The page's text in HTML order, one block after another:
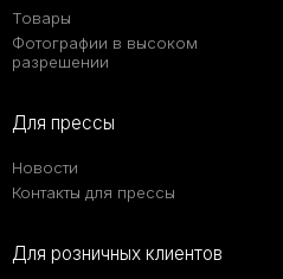
Товары
Фотографии в высоком
разрешении
Для прессы
Новости
Контакты для прессы
Для розничных клиентов